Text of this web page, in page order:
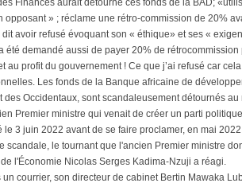
Finances aurait détourné ces fonds de la BAD;
opposant » ; réclame une rétro-commission de 20%
dit avoir refusé évoquant son « éthique» et ses «
été demandé aussi de payer 20% de
au profit du gouvernement ! Ce que j’ai refusé car
Les fonds de la Banque africaine de
des Occidentaux, sont scandaleusement détournés
Premier ministre qui venait de créer un parti
le 3 juin 2022 avant de se faire proclamer, en mai
scandale, le tournant que l'ancien Premier ministre
l'Économie Nicolas Serges Kadima-Nzuji a réagi.
courrier, son directeur de cabinet Bertin Mawaka